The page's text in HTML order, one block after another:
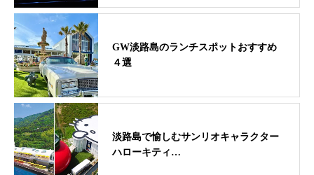
GW淡路島のランチスポットおすすめ
４選
淡路島で愉しむサンリオキャラクター
ハローキティ…